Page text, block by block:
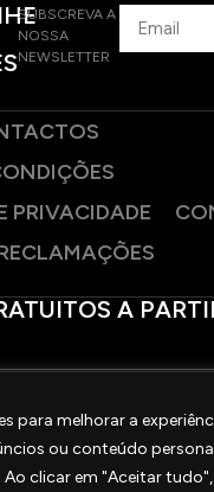
para melhorar a
ou conteúdo
clicar em "Aceitar
SUBSCREVA A
NOSSA
NEWSLETTER
PRIVACIDADE
A